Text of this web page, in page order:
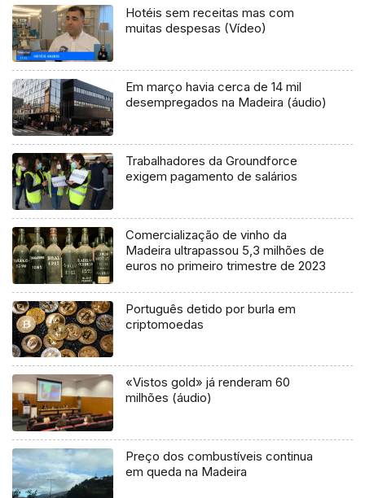
Hotéis sem receitas mas com
muitas despesas (Vídeo)
Em março havia cerca de 14 mil
desempregados na Madeira (áudio)
Trabalhadores da Groundforce
exigem pagamento de salários
Comercialização de vinho da
Madeira ultrapassou 5,3 milhões de
euros no primeiro trimestre de 2023
Português detido por burla em
criptomoedas
«Vistos gold» já renderam 60
milhões (áudio)
Preço dos combustíveis continua
em queda na Madeira